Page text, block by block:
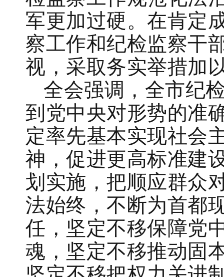
军更加过硬。在肯定
察工作和纪检监察干
视，采取务实举措加
全会强调，全市纪
到党中央对形势的准
定率先基本实现社会
神，促进更高标准建
划实施，把顺应群众
法始终，不断为首都
任，坚定不移保障党
魂，坚定不移推动固